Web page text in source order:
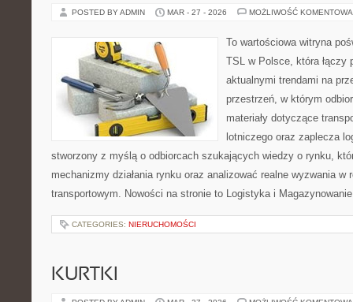
POSTED BY ADMIN MAR - 27 - 2026 MOŻLIWOŚĆ
To wartościowa witryna
TSL w Polsce, która łączy
aktualnymi trendami na
przestrzeń, w którym
materiały dotyczące
lotniczego oraz zaplecza
stworzony z myślą o odbiorcach szukających wiedzy o rynku,
mechanizmy działania rynku oraz analizować realne wyzwania w
transportowym. Nowości na stronie to Logistyka i
CATEGORIES: NIERUCHOMOŚCI
KURTKI